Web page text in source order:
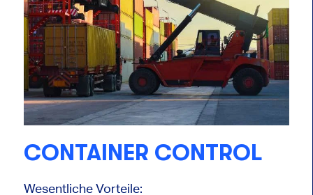
CONTAINER CONTROL
Wesentliche Vorteile: